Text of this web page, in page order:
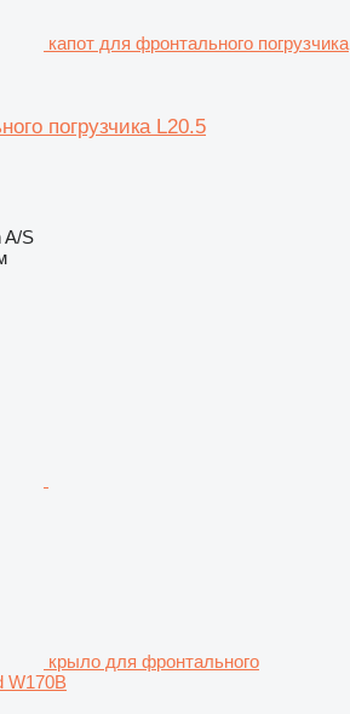
капот для фронтального погрузчика
погрузчика L20.5
A/S
крыло для фронтального
W170B